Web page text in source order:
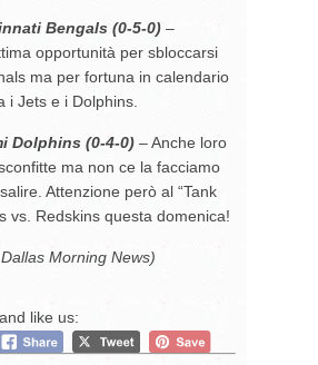
Bengals (0-5-0) –
opportunità per sbloccarsi
ma per fortuna in calendario
i Jets e i Dolphins.
Dolphins (0-4-0) – Anche loro
ma non ce la facciamo
Attenzione però al “Tank
vs. Redskins questa domenica!
Morning News)
like us: